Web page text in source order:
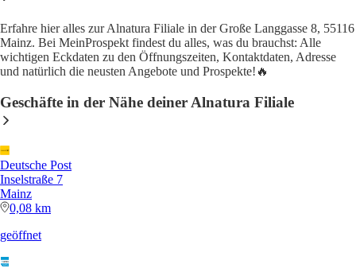
Erfahre hier alles zur Alnatura Filiale in der Große Langgasse 8, 55116
Mainz. Bei MeinProspekt findest du alles, was du brauchst: Alle
wichtigen Eckdaten zu den Öffnungszeiten, Kontaktdaten, Adresse
und natürlich die neusten Angebote und Prospekte!🔥
Geschäfte in der Nähe deiner Alnatura Filiale
Deutsche Post
Inselstraße 7
Mainz
0,08 km
geöffnet